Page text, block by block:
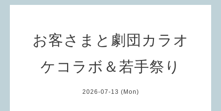
お客さまと劇団カラオ
ケコラボ＆若手祭り
2026-07-13 (Mon)